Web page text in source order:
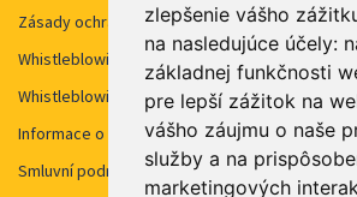
zlepšenie vášho
na nasledujúce účely:
základnej funkčnosti
pre lepší zážitok na
vášho záujmu o naše
služby a na
marketingových
Zásady ochrany osobných údajov
Whistleblowing STUDENT AGENCY
Whistleblowing STUDENT AGENCY TRAVEL
Informace o kamerovém systému
Smluvní podmínky pro internetový vyhledávač